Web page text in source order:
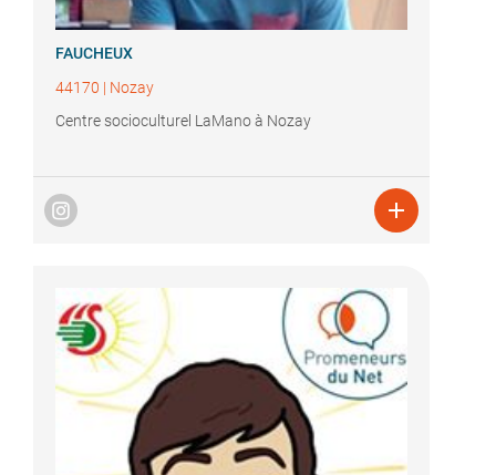
FAUCHEUX
44170 | Nozay
Centre socioculturel LaMano à Nozay
